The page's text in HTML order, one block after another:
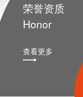
荣誉资质
Honor
查看更多